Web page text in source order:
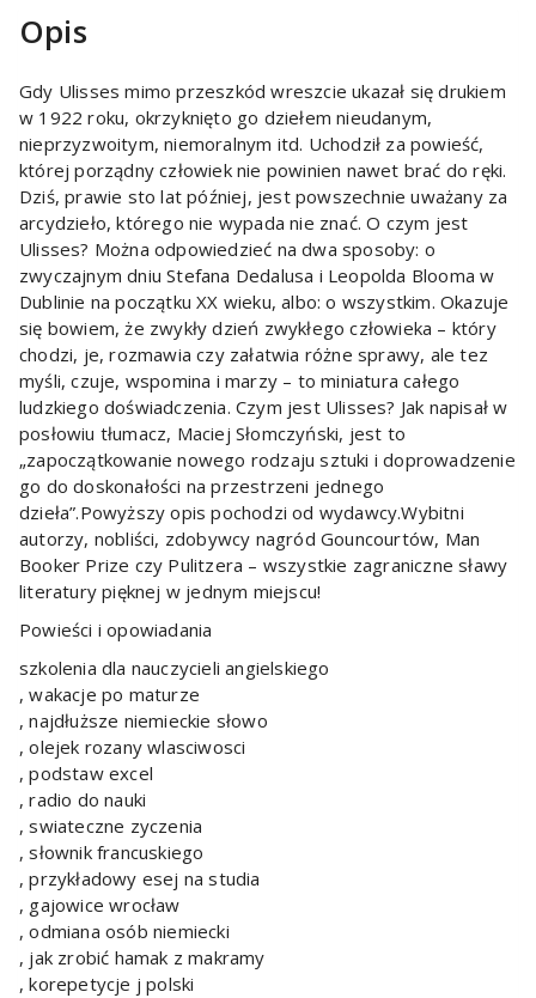
Opis
Gdy Ulisses mimo przeszkód wreszcie ukazał się drukiem
w 1922 roku, okrzyknięto go dziełem nieudanym,
nieprzyzwoitym, niemoralnym itd. Uchodził za powieść,
której porządny człowiek nie powinien nawet brać do ręki.
Dziś, prawie sto lat później, jest powszechnie uważany za
arcydzieło, którego nie wypada nie znać. O czym jest
Ulisses? Można odpowiedzieć na dwa sposoby: o
zwyczajnym dniu Stefana Dedalusa i Leopolda Blooma w
Dublinie na początku XX wieku, albo: o wszystkim. Okazuje
się bowiem, że zwykły dzień zwykłego człowieka – który
chodzi, je, rozmawia czy załatwia różne sprawy, ale tez
myśli, czuje, wspomina i marzy – to miniatura całego
ludzkiego doświadczenia. Czym jest Ulisses? Jak napisał w
posłowiu tłumacz, Maciej Słomczyński, jest to
„zapoczątkowanie nowego rodzaju sztuki i doprowadzenie
go do doskonałości na przestrzeni jednego
dzieła”.Powyższy opis pochodzi od wydawcy.Wybitni
autorzy, nobliści, zdobywcy nagród Gouncourtów, Man
Booker Prize czy Pulitzera – wszystkie zagraniczne sławy
literatury pięknej w jednym miejscu!
Powieści i opowiadania
szkolenia dla nauczycieli angielskiego
, wakacje po maturze
, najdłuższe niemieckie słowo
, olejek rozany wlasciwosci
, podstaw excel
, radio do nauki
, swiateczne zyczenia
, słownik francuskiego
, przykładowy esej na studia
, gajowice wrocław
, odmiana osób niemiecki
, jak zrobić hamak z makramy
, korepetycje j polski